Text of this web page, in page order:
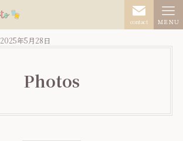
contact ＭＥＮＵ
2025年5月28日
Photos